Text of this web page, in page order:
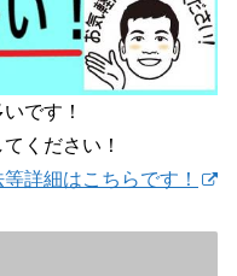
です！
ください！
詳細はこちらです！